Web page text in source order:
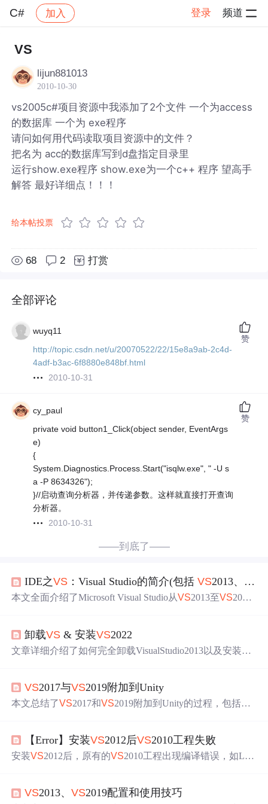
C# 加入 登录 频道
社区
VS
lijun881013
2010-10-30
vs2005c#项目资源中我添加了2个文件 一个为access
的数据库 一个为 exe程序
请问如何用代码读取项目资源中的文件？
把名为 acc的数据库写到d盘指定目录里
运行show.exe程序 show.exe为一个c++ 程序 望高手
解答 最好详细点！！！
给本帖投票
68 2 打赏
全部评论
wuyq11
http://topic.csdn.net/u/20070522/22/15e8a9ab-2c4d-
4adf-b3ac-6f8880e848bf.html
2010-10-31
赞
cy_paul
private void button1_Click(object sender, EventArgs
e)
{
System.Diagnostics.Process.Start("isqlw.exe", " -U s
a -P 8634326");
}//启动查询分析器，并传递参数。这样就直接打开查询
分析器。
2010-10-31
赞
——到底了——
IDE之VS ：Visual Studio的简介(包括VS2013、 VS
本文全面介绍了Microsoft Visual Studio从VS2013至VS2022
卸载VS & 安装VS2022
文章详细介绍了如何完全卸载VisualStudio2013以及安装新
测试。用户需注意社区版需登录才能免费使用。
VS2017与VS2019附加到Unity
本文总结了VS2017和VS2019附加到Unity的过程，包括通
在调试栏选择附加到Unity。关键步骤是在Unity的Preferenc
es中勾选Editor Attaching选项，以确保能够成功附加。
【Error】安装VS2012后VS2010工程失败
安装VS2012后，原有的VS2010工程出现编译错误，如LN
然后安装.NET Framework 4及4.0 SDK。
VS2013、VS2019配置和使用技巧